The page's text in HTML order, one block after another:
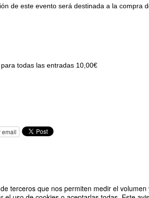
terceros que nos permiten medir el
de este evento será destinada a la compra
todas las entradas 10,00€
email